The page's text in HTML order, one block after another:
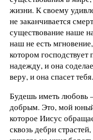
жизни. К своему
не заканчивается
существование наше
наш не есть
котором
надежду, и она
веру, и она спасет тебя.
Будешь иметь любовь
добрым. Это, мой юный
которое Иисус
сквозь дебри